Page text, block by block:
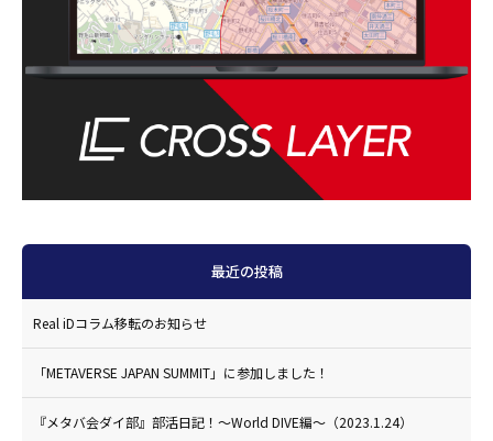
最近の投稿
Real iDコラム移転のお知らせ
「METAVERSE JAPAN SUMMIT」に参加しました！
『メタバ会ダイ部』部活日記！〜World DIVE編〜（2023.1.24）